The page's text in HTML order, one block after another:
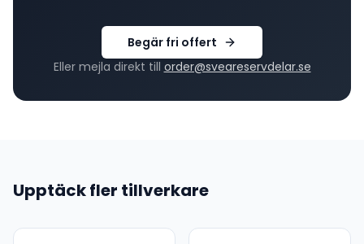
Begär fri offert
Eller mejla direkt till order@sveareservdelar.se
Upptäck fler tillverkare